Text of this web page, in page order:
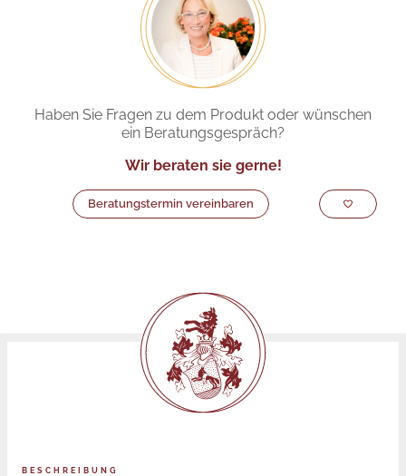
Haben Sie Fragen zu dem Produkt oder wünschen
ein Beratungsgespräch?
Wir beraten sie gerne!
Beratungstermin vereinbaren
BESCHREIBUNG